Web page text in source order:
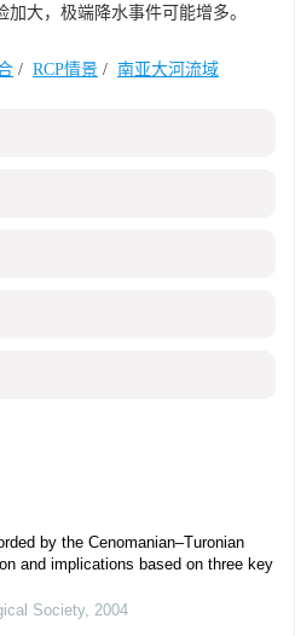
大，极端降水事件可能增多。
/ RCP情景 / 南亚大河流域
by the Cenomanian–Turonian
and implications based on three key
Society, 2004